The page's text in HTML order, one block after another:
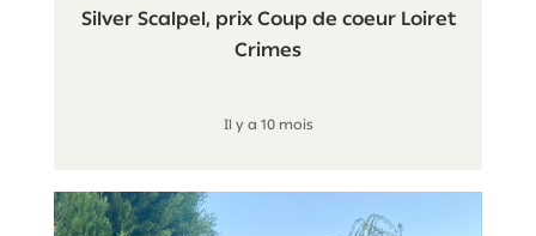
Silver Scalpel, prix Coup de coeur Loiret
Crimes
Il y a 10 mois